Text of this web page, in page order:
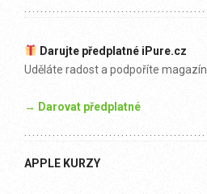
Darujte předplatné iPure.cz
Uděláte radost a podpoříte magazín.
→ Darovat předplatné
APPLE KURZY